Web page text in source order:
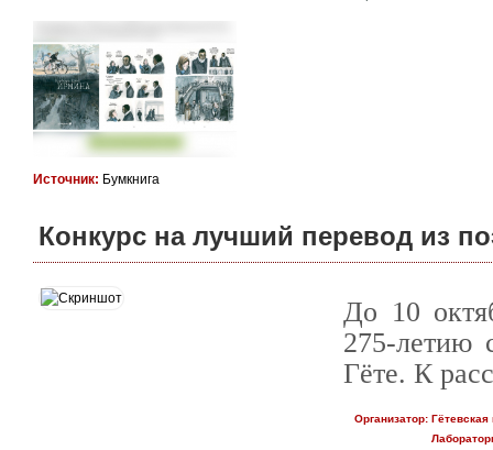
Источник: Бумкнига
Конкурс на лучший перевод из
До 10
275-летию
Гёте. К
Организатор:Гётевская